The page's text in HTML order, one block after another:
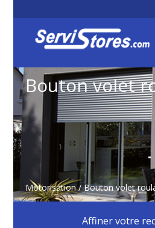
Bouton volet
Motorisation /Bouton volet
Affiner votre